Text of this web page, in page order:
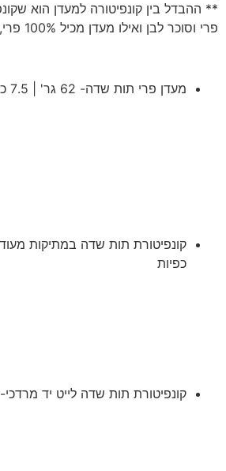
פרי וסוכר לבן ואילו מעדן מכיל 100% פרי, ללא תוספת סוכר.
מעדן פרי תות שדה- 62 גר' | 7.5 כפיות
כפיות
קונפיטורת תות שדה לייט יד מרדכי- 62 גר' | 7.5 כפיות